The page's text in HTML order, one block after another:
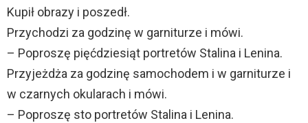
Kupił obrazy i poszedł.
Przychodzi za godzinę w garniturze i mówi.
– Poproszę pięćdziesiąt portretów Stalina i Lenina.
Przyjeżdża za godzinę samochodem i w garniturze i
w czarnych okularach i mówi.
– Poproszę sto portretów Stalina i Lenina.